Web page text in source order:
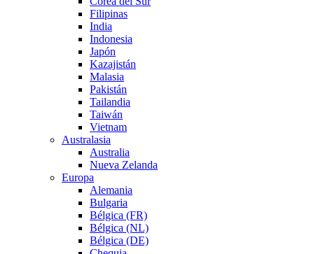
Filipinas
India
Indonesia
Japón
Kazajistán
Malasia
Pakistán
Tailandia
Taiwán
Vietnam
Australasia
Australia
Nueva Zelanda
Europa
Alemania
Bulgaria
Bélgica (FR)
Bélgica (NL)
Bélgica (DE)